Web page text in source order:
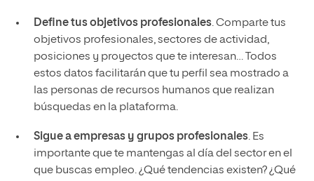
Define tus objetivos profesionales. Comparte tus
objetivos profesionales, sectores de actividad,
posiciones y proyectos que te interesan… Todos
estos datos facilitarán que tu perfil sea mostrado a
las personas de recursos humanos que realizan
búsquedas en la plataforma.
Sigue a empresas y grupos profesionales. Es
importante que te mantengas al día del sector en el
que buscas empleo. ¿Qué tendencias existen? ¿Qué